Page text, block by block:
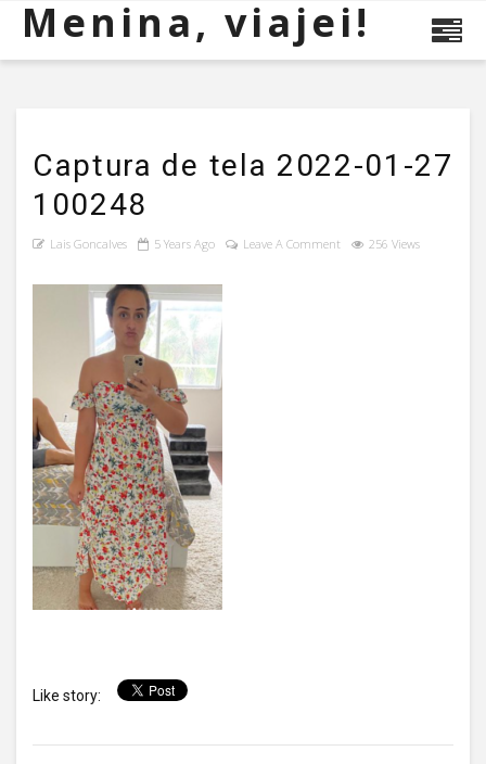
Menina, viajei!
Captura de tela 2022-01-27
100248
Lais Goncalves 5 Years Ago Leave A Comment 256 Views
Like story: